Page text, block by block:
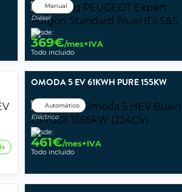
Manual
Diésel
Desde:
369€/mes+IVA
Todo incluido
OMODA 5 EV 61KWH PURE 155KW
Automático
Eléctrico
Desde:
461€/mes+IVA
Todo incluido